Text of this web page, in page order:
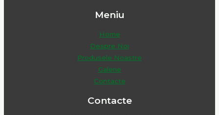
Meniu
Home
Despre Noi
Produsele Noastre
Galerie
Contacte
Contacte